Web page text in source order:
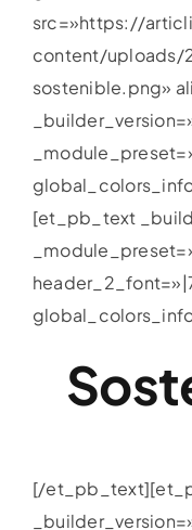
src=»https://
content/uploads/
sostenible.png»
[et_pb_text
[/